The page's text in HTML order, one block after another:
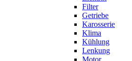
Filter
Getriebe
Karosserie
Klima
Kühlung
Lenkung
Motor